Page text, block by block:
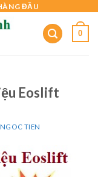
ĐẦU
0
Eoslift
NGOC TIEN